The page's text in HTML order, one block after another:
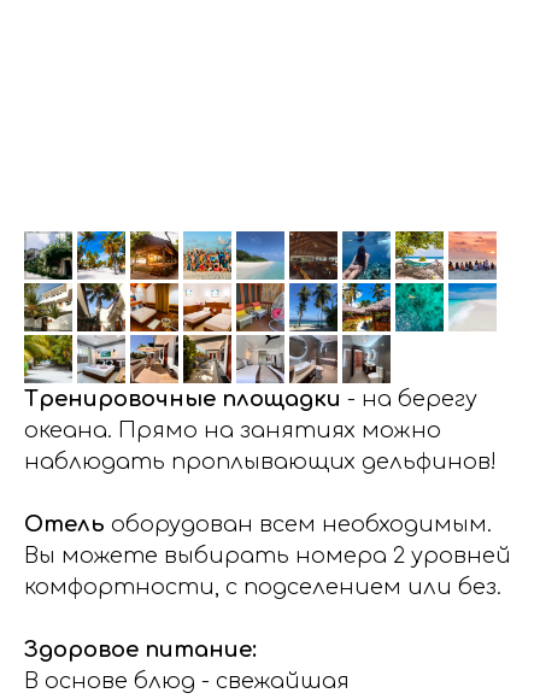
Тренировочные площадки - на берегу
океана. Прямо на занятиях можно
наблюдать проплывающих дельфинов!
Отель оборудован всем необходимым.
Вы можете выбирать номера 2 уровней
комфортности, с подселением или без.
Здоровое питание:
В основе блюд - свежайшая